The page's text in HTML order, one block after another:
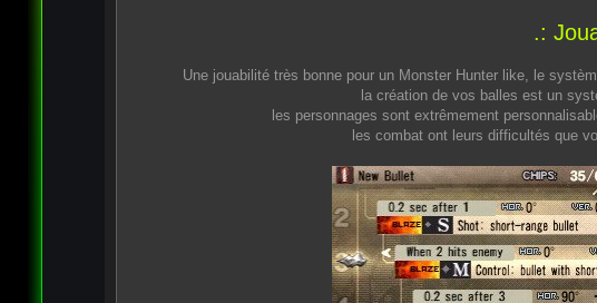
.:
Une jouabilité très bonne pour un Monster Hunter like, le
la création de vos balles est un
les personnages sont extrêmement
les combat ont leurs difficultés que